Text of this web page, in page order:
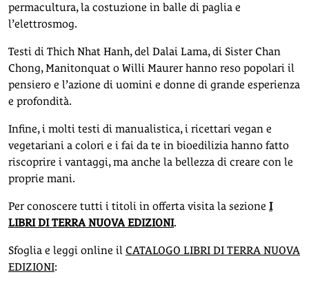
permacultura, la costuzione in balle di paglia e
l’elettrosmog.
Testi di Thich Nhat Hanh, del Dalai Lama, di Sister Chan
Chong, Manitonquat o Willi Maurer hanno reso popolari il
pensiero e l’azione di uomini e donne di grande esperienza
e profondità.
Infine, i molti testi di manualistica, i ricettari vegan e
vegetariani a colori e i fai da te in bioedilizia hanno fatto
riscoprire i vantaggi, ma anche la bellezza di creare con le
proprie mani.
Per conoscere tutti i titoli in offerta visita la sezione I
LIBRI DI TERRA NUOVA EDIZIONI.
Sfoglia e leggi online il CATALOGO LIBRI DI TERRA NUOVA
EDIZIONI: